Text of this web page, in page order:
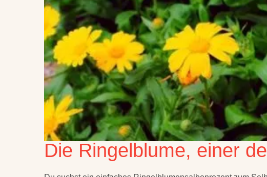
Die Ringelblume, einer